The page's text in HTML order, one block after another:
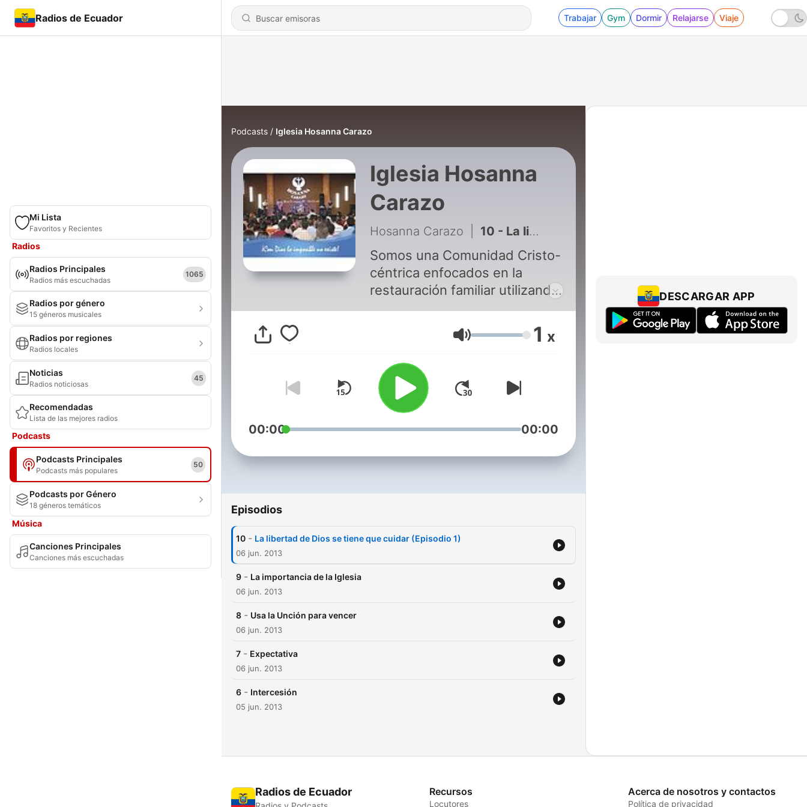
Radios de Ecuador Trabajar Gym Dormir Relajarse Viaje
Mi Lista
Favoritos y Recientes
Radios
Radios Principales
Radios más escuchadas
1065
Radios por género
15 géneros musicales
Radios por regiones
Radios locales
Noticias
Radios noticiosas
45
Recomendadas
Lista de las mejores radios
Podcasts
Podcasts Principales
Podcasts más populares
50
Podcasts por Género
18 géneros temáticos
Música
Canciones Principales
Canciones más escuchadas
Podcasts Iglesia Hosanna Carazo
Iglesia Hosanna
Carazo
Hosanna Carazo 10 - La libertad de Dios se tiene que cuidar (Episodio 1)
Somos una Comunidad Cristo-
céntrica enfocados en la
restauración familiar utilizando
los principios establecidos en
la palabra de Dios y
comprometidos con el Gran
Mandamiento y la Gran
Comisión.
Volumen 1 x
00:00 00:00
Episodios
10 - La libertad de Dios se tiene que cuidar (Episodio 1)
06 jun. 2013
9 - La importancia de la Iglesia
06 jun. 2013
8 - Usa la Unción para vencer
06 jun. 2013
7 - Expectativa
06 jun. 2013
6 - Intercesión
05 jun. 2013
DESCARGAR APP
Radios de Ecuador Recursos
Locutores
Acerca de nosotros y contactos
Política de privacidad